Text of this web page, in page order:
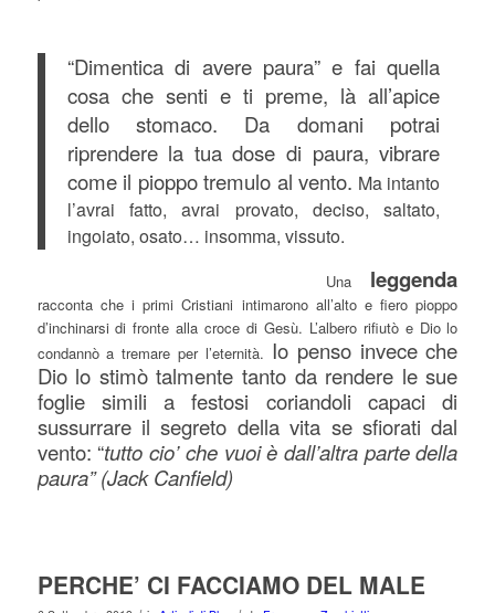
“Dimentica di avere paura” e fai quella
cosa che senti e ti preme, là all’apice
dello stomaco. Da domani potrai
riprendere la tua dose di paura, vibrare
come il pioppo tremulo al vento. Ma intanto
l’avrai fatto, avrai provato, deciso, saltato,
ingoiato, osato… insomma, vissuto.
Una leggenda
racconta che i primi Cristiani intimarono all’alto e fiero pioppo
d’inchinarsi di fronte alla croce di Gesù. L’albero rifiutò e Dio lo
condannò a tremare per l’eternità. Io penso invece che
Dio lo stimò talmente tanto da rendere le sue
foglie simili a festosi coriandoli capaci di
sussurrare il segreto della vita se sfiorati dal
vento: “tutto cio’ che vuoi è dall’altra parte della
paura” (Jack Canfield)
PERCHE’ CI FACCIAMO DEL MALE